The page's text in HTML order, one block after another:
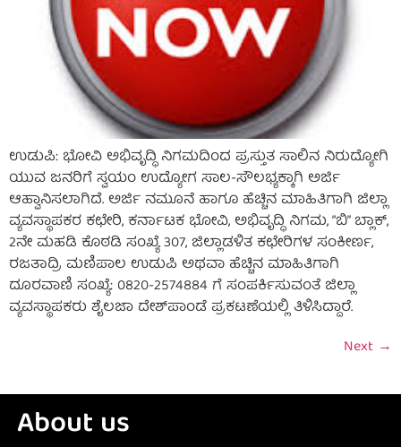
ಉಡುಪಿ: ಭೋವಿ ಅಭಿವೃದ್ಧಿ ನಿಗಮದಿಂದ ಪ್ರಸ್ತುತ ಸಾಲಿನ ನಿರುದ್ಯೋಗಿ
ಯುವ ಜನರಿಗೆ ಸ್ವಯಂ ಉದ್ಯೋಗ ಸಾಲ-ಸೌಲಭ್ಯಕ್ಕಾಗಿ ಅರ್ಜಿ
ಆಹ್ವಾನಿಸಲಾಗಿದೆ. ಅರ್ಜಿ ನಮೂನೆ ಹಾಗೂ ಹೆಚ್ಚಿನ ಮಾಹಿತಿಗಾಗಿ ಜಿಲ್ಲಾ
ವ್ಯವಸ್ಥಾಪಕರ ಕಛೇರಿ, ಕರ್ನಾಟಕ ಭೋವಿ, ಅಭಿವೃದ್ಧಿ ನಿಗಮ, “ಬಿ” ಬ್ಲಾಕ್,
2ನೇ ಮಹಡಿ ಕೊಠಡಿ ಸಂಖ್ಯೆ 307, ಜಿಲ್ಲಾಡಳಿತ ಕಛೇರಿಗಳ ಸಂಕೀರ್ಣ,
ರಜತಾದ್ರಿ ಮಣಿಪಾಲ ಉಡುಪಿ ಅಥವಾ ಹೆಚ್ಚಿನ ಮಾಹಿತಿಗಾಗಿ
ದೂರವಾಣಿ ಸಂಖ್ಯೆ: 0820-2574884 ಗೆ ಸಂಪರ್ಕಿಸುವಂತೆ ಜಿಲ್ಲಾ
ವ್ಯವಸ್ಥಾಪಕರು ಶೈಲಜಾ ದೇಶ್‌ಪಾಂಡೆ ಪ್ರಕಟಣೆಯಲ್ಲಿ ತಿಳಿಸಿದ್ದಾರೆ.
Next →
About us